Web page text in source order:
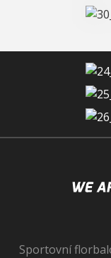
Sportovní